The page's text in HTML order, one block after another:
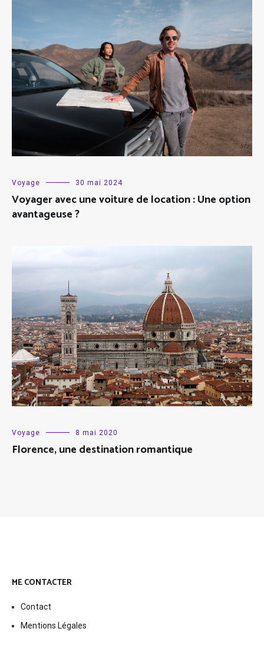
Voyage 30 mai 2024
Voyager avec une voiture de location : Une option
avantageuse ?
Voyage 8 mai 2020
Florence, une destination romantique
ME CONTACTER
Contact
Mentions Légales